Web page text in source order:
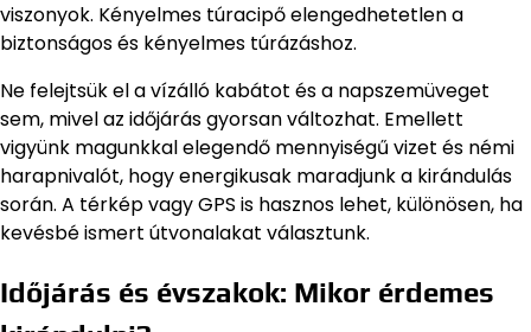
viszonyok. Kényelmes túracipő elengedhetetlen a
biztonságos és kényelmes túrázáshoz.
Ne felejtsük el a vízálló kabátot és a napszemüveget
sem, mivel az időjárás gyorsan változhat. Emellett
vigyünk magunkkal elegendő mennyiségű vizet és némi
harapnivalót, hogy energikusak maradjunk a kirándulás
során. A térkép vagy GPS is hasznos lehet, különösen, ha
kevésbé ismert útvonalakat választunk.
Időjárás és évszakok: Mikor érdemes